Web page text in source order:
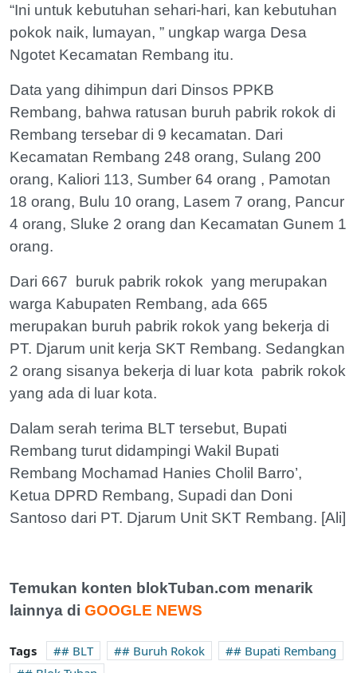
“Ini untuk kebutuhan sehari-hari, kan kebutuhan
pokok naik, lumayan, ” ungkap warga Desa
Ngotet Kecamatan Rembang itu.
Data yang dihimpun dari Dinsos PPKB
Rembang, bahwa ratusan buruh pabrik rokok di
Rembang tersebar di 9 kecamatan. Dari
Kecamatan Rembang 248 orang, Sulang 200
orang, Kaliori 113, Sumber 64 orang , Pamotan
18 orang, Bulu 10 orang, Lasem 7 orang, Pancur
4 orang, Sluke 2 orang dan Kecamatan Gunem 1
orang.
Dari 667 buruk pabrik rokok yang merupakan
warga Kabupaten Rembang, ada 665
merupakan buruh pabrik rokok yang bekerja di
PT. Djarum unit kerja SKT Rembang. Sedangkan
2 orang sisanya bekerja di luar kota pabrik rokok
yang ada di luar kota.
Dalam serah terima BLT tersebut, Bupati
Rembang turut didampingi Wakil Bupati
Rembang Mochamad Hanies Cholil Barro’,
Ketua DPRD Rembang, Supadi dan Doni
Santoso dari PT. Djarum Unit SKT Rembang. [Ali]
Temukan konten blokTuban.com menarik
lainnya di GOOGLE NEWS
Tags # BLT # Buruh Rokok
# Bupati Rembang